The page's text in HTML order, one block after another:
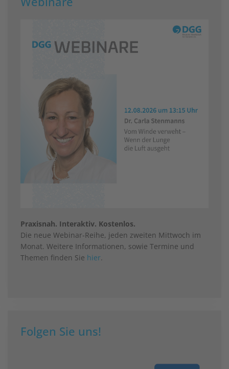
Praxisnah. Interaktiv. Kostenlos.
Die neue Webinar-Reihe, jeden zweiten Mittwoch im
Monat. Weitere Informationen, sowie Termine und
Themen finden Sie hier.
Folgen Sie uns!